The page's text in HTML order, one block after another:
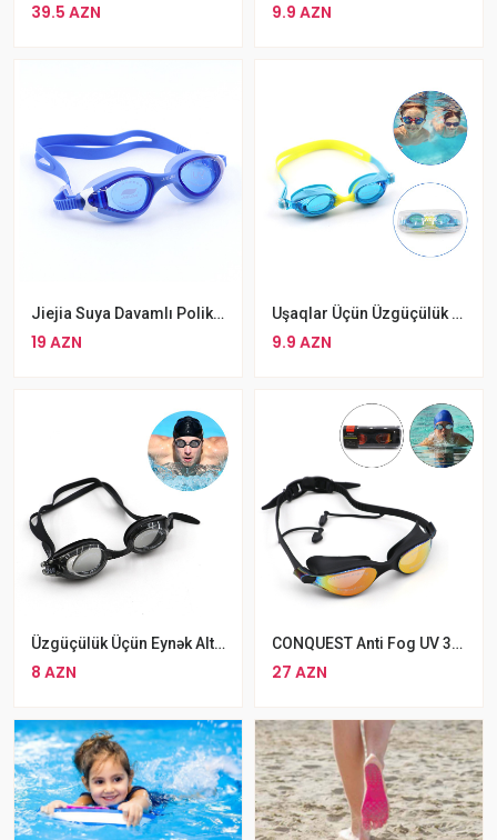
39.5 AZN 9.9 AZN
Jiejia Suya Davamlı Polikarbonat Üzgüçülük Eynəyi Düman Əleyhinə Silikon Eynək
19 AZN
Uşaqlar Üçün Üzgüçülük Eynəyi Suya Davaml Rengli Üzgüçülük Eynəyi
9.9 AZN
Üzgüçülük Üçün Eynək Altis 02, Silikon, Qara Rengli
8 AZN
CONQUEST Anti Fog UV 380 Üzgüçülük Eynəyi 01
27 AZN